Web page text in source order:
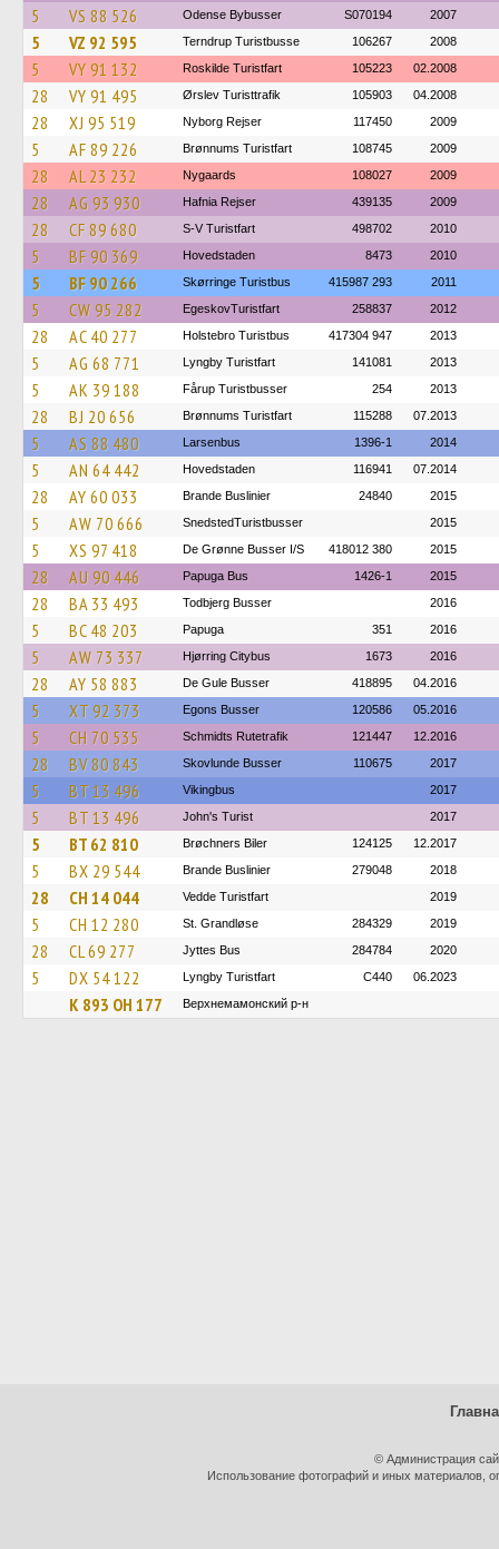
5 VS 88 526 Odense Bybusser S070194 2007
5 VZ 92 595 Terndrup Turistbusse 106267 2008
5 VY 91 132 Roskilde Turistfart 105223 02.2008
28 VY 91 495 Ørslev Turisttrafik 105903 04.2008
28 XJ 95 519 Nyborg Rejser 117450 2009
5 AF 89 226 Brønnums Turistfart 108745 2009
28 AL 23 232 Nygaards 108027 2009
28 AG 93 930 Hafnia Rejser 439135 2009
28 CF 89 680 S-V Turistfart 498702 2010
5 BF 90 369 Hovedstaden 8473 2010
5 BF 90 266 Skørringe Turistbus 415987 293 2011
5 CW 95 282 EgeskovTuristfart 258837 2012
28 AC 40 277 Holstebro Turistbus 417304 947 2013
5 AG 68 771 Lyngby Turistfart 141081 2013
5 AK 39 188 Fårup Turistbusser 254 2013
28 BJ 20 656 Brønnums Turistfart 115288 07.2013
5 AS 88 480 Larsenbus 1396-1 2014
5 AN 64 442 Hovedstaden 116941 07.2014
28 AY 60 033 Brande Buslinier 24840 2015
5 AW 70 666 SnedstedTuristbusser 2015
5 XS 97 418 De Grønne Busser I/S 418012 380 2015
28 AU 90 446 Papuga Bus 1426-1 2015
28 BA 33 493 Todbjerg Busser 2016
5 BC 48 203 Papuga 351 2016
5 AW 73 337 Hjørring Citybus 1673 2016
28 AY 58 883 De Gule Busser 418895 04.2016
5 XT 92 373 Egons Busser 120586 05.2016
5 CH 70 535 Schmidts Rutetrafik 121447 12.2016
28 BV 80 843 Skovlunde Busser 110675 2017
5 BT 13 496 Vikingbus 2017
5 BT 13 496 John's Turist 2017
5 BT 62 810 Brøchners Biler 124125 12.2017
5 BX 29 544 Brande Buslinier 279048 2018
28 CH 14 044 Vedde Turistfart 2019
5 CH 12 280 St. Grandløse 284329 2019
28 CL 69 277 Jyttes Bus 284784 2020
5 DX 54 122 Lyngby Turistfart C440 06.2023
К 893 ОН 177 Верхнемамонский р-н
© Администрация
Использование фотографий и иных материалов,